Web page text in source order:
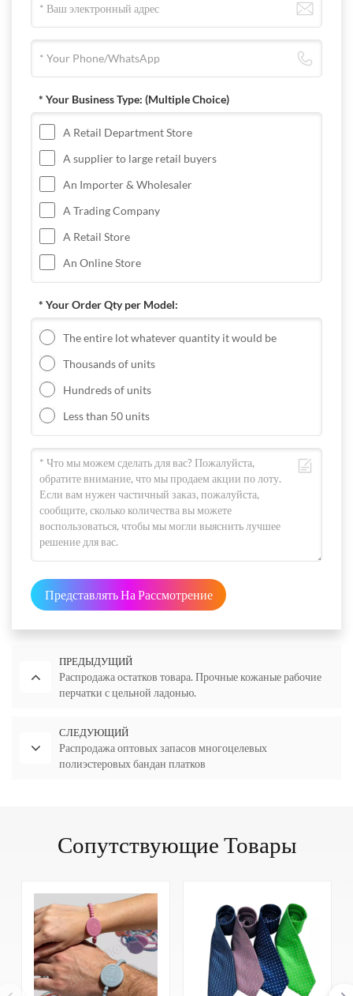
* Your Business Type: (Multiple Choice)
A Retail Department Store
A supplier to large retail buyers
An Importer & Wholesaler
A Trading Company
A Retail Store
An Online Store
* Your Order Qty per Model:
The entire lot whatever quantity it would be
Thousands of units
Hundreds of units
Less than 50 units
Представлять На Рассмотрение
ПРЕДЫДУЩИЙ
Распродажа остатков товара. Прочные кожаные рабочие
перчатки с цельной ладонью.
СЛЕДУЮЩИЙ
Распродажа оптовых запасов многоцелевых
полиэстеровых бандан платков
Сопутствующие Товары